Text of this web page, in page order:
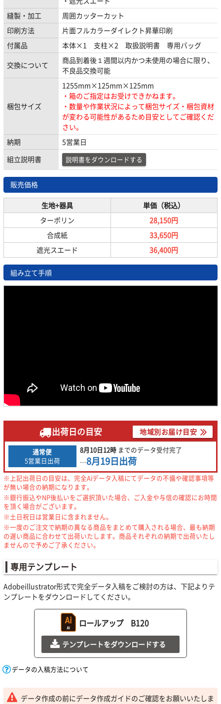
縫製・加工
周囲カッターカット
印刷方法
片面フルカラーダイレクト昇華印刷
付属品
本体×1 支柱×2 取扱説明書 専用バッグ
交換について
商品到着後１週間以内かつ未使用の場合に限り、
不良品交換可能
梱包サイズ
1255mm×125mm×125mm
・箱のご指定はお受けできかねます。
・数量や作業状況によって梱包サイズ・梱包資材
が変わる可能性があるため目安としてご確認くだ
さい。
納期
5営業日
組立説明書
説明書をダウンロードする
販売価格
生地+器具
単価（税込）
ターポリン
28,150円
合成紙
33,650円
遮光スエード
36,400円
組み立て手順
出荷日の目安 地域別お届け目安
通常便
5営業日出荷
8月10日12時までのデータ受付完了
…8月19日出荷
※上記出荷日の目安は、完全Aiデータ入稿にてデータの不備や確認事項等
が無い場合の納期になります。
※銀行振込やNP後払いをご選択頂いた場合、ご入金や与信の確認にお時間
を頂く場合がございます。
※土日祝日は営業日に含まれません。
※一度のご注文で納期の異なる商品をまとめて購入される場合、最も納期
の遅い商品に合わせて出荷いたします。商品それぞれの納期で出荷いたし
ませんので予めご了承ください。
専用テンプレート
Adobeillustrator形式で完全データ入稿をご検討の方は、下記よりテ
ンプレートをダウンロードしてください。
ロールアップ B120
テンプレートをダウンロードする
データの入稿方法について
データ作成の前にデータ作成ガイドのご確認をお願いいたしま